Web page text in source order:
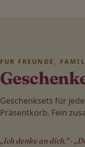
FÜR FREUNDE,
Geschenksets für
Präsentkorb. Fein
„Ich denke an dich.“ ·